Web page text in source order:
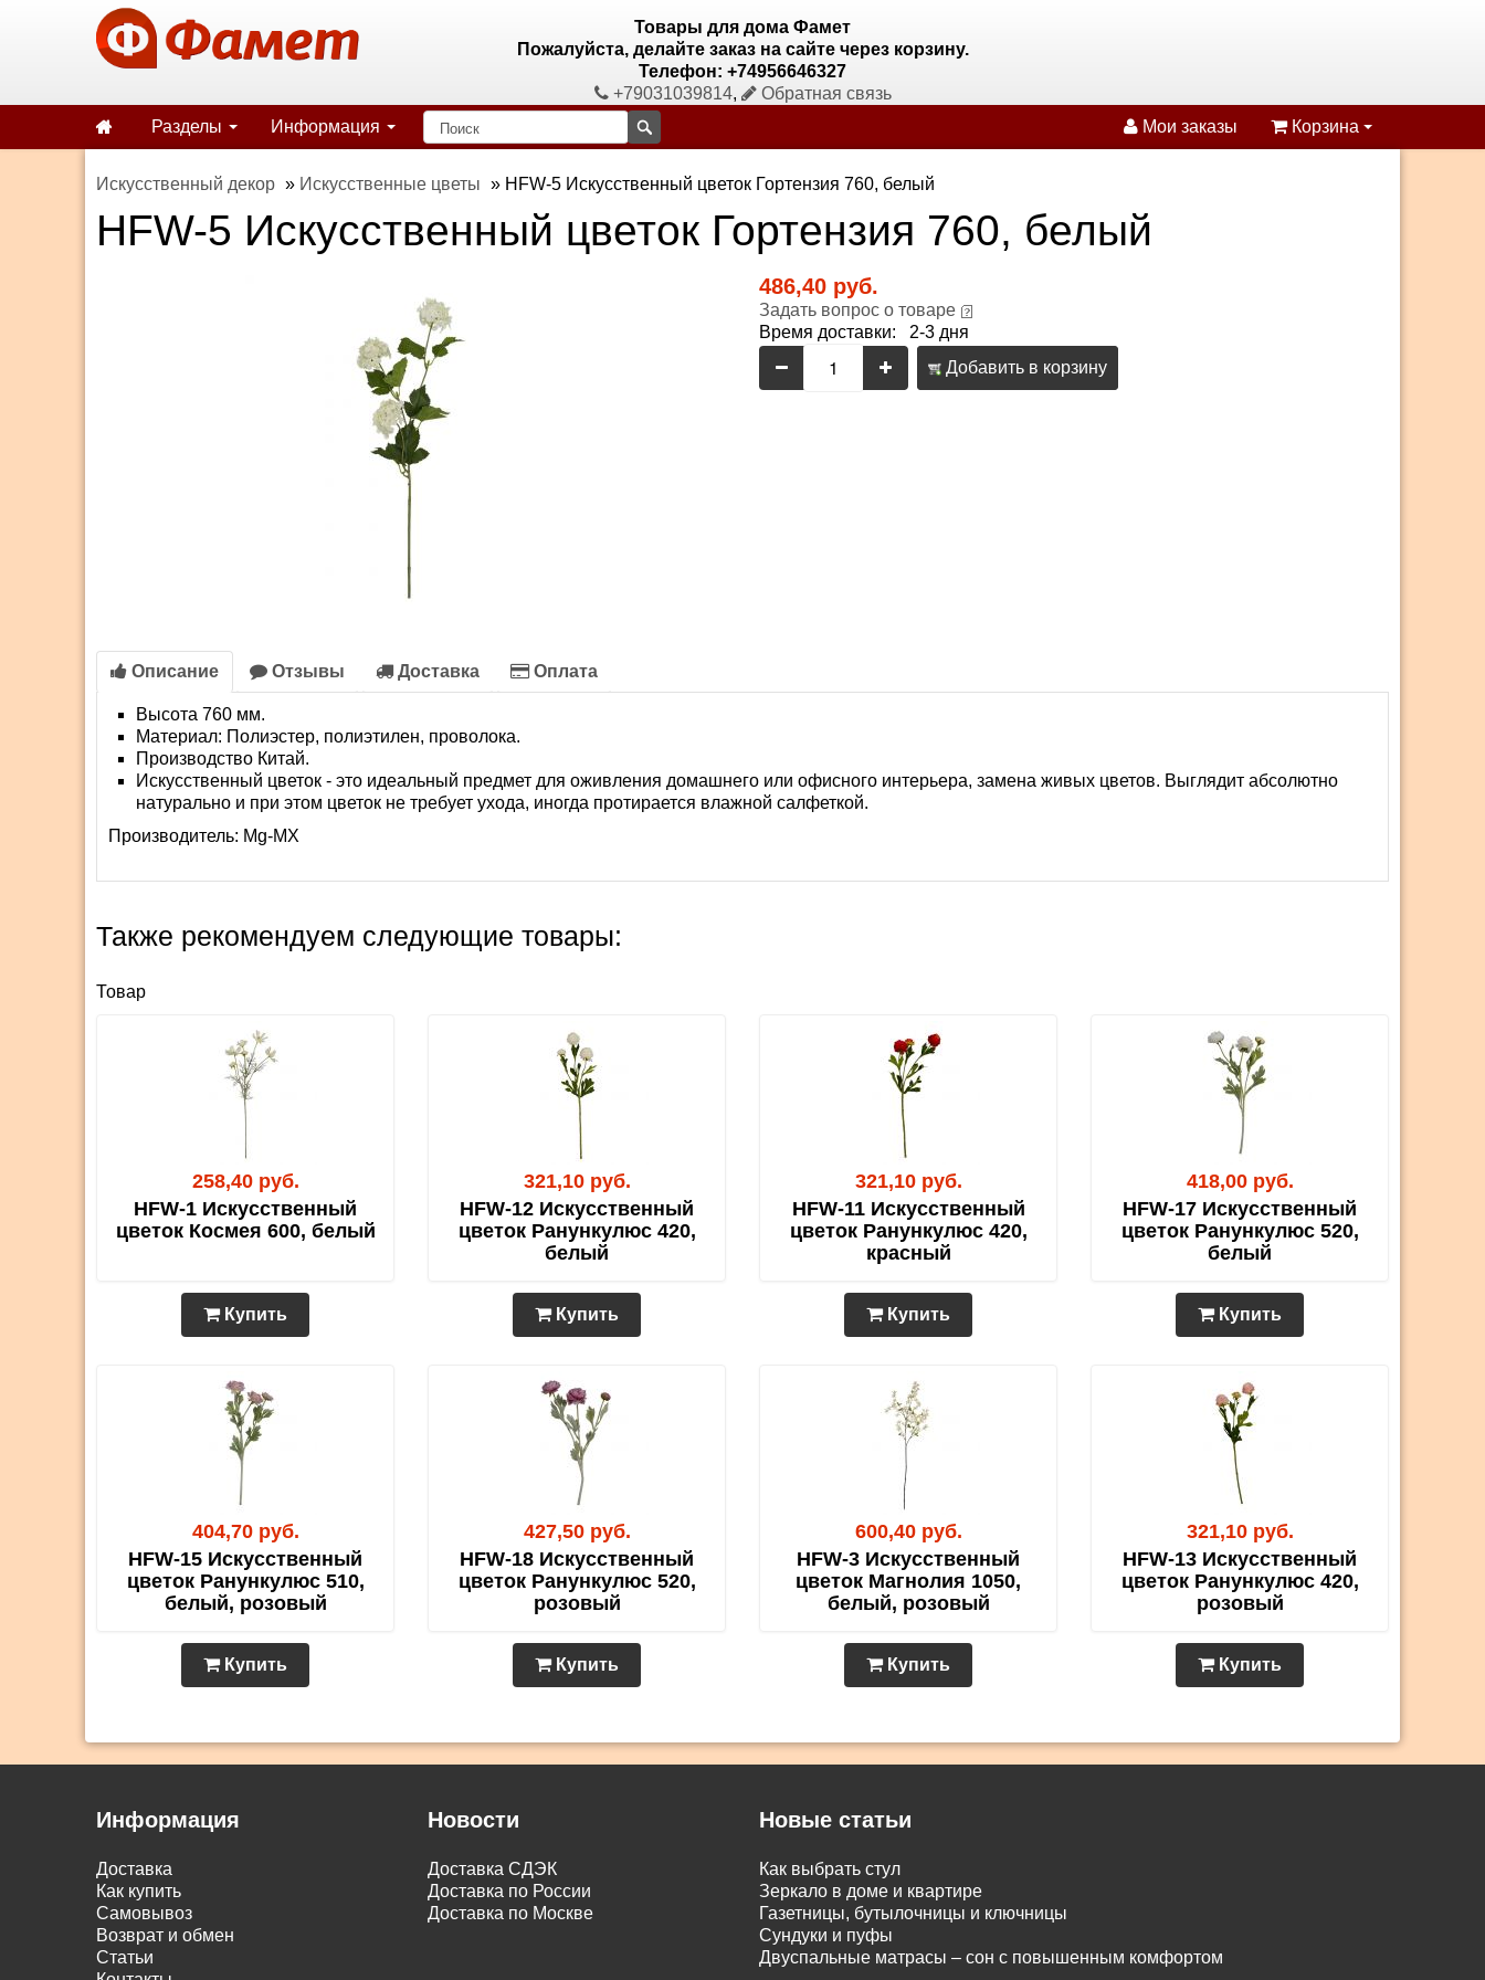
Товары для дома Фамет
Пожалуйста, делайте заказ на сайте через корзину.
Телефон: +74956646327
+79031039814,
Обратная связь
Разделы
Информация Мои заказы Корзина
Искусственный декор » Искусственные цветы » HFW-5 Искусственный цветок Гортензия 760, белый
HFW-5 Искусственный цветок Гортензия 760, белый
486,40 руб.
Задать вопрос о товаре
Время доставки: 2-3 дня
Добавить в корзину
Описание Отзывы Доставка Оплата
Высота 760 мм.
Материал: Полиэстер, полиэтилен, проволока.
Производство Китай.
Искусственный цветок - это идеальный предмет для оживления домашнего или офисного интерьера, замена живых цветов. Выглядит абсолютно
натурально и при этом цветок не требует ухода, иногда протирается влажной салфеткой.
Производитель: Mg-MX
Также рекомендуем следующие товары:
Товар
258,40 руб.
HFW-1 Искусственный
цветок Космея 600, белый
Купить
321,10 руб.
HFW-12 Искусственный
цветок Ранункулюс 420,
белый
Купить
321,10 руб.
HFW-11 Искусственный
цветок Ранункулюс 420,
красный
Купить
418,00 руб.
HFW-17 Искусственный
цветок Ранункулюс 520,
белый
Купить
404,70 руб.
HFW-15 Искусственный
цветок Ранункулюс 510,
белый, розовый
Купить
427,50 руб.
HFW-18 Искусственный
цветок Ранункулюс 520,
розовый
Купить
600,40 руб.
HFW-3 Искусственный
цветок Магнолия 1050,
белый, розовый
Купить
321,10 руб.
HFW-13 Искусственный
цветок Ранункулюс 420,
розовый
Купить
Информация
Доставка
Как купить
Самовывоз
Возврат и обмен
Статьи
Новости
Доставка СДЭК
Доставка по России
Доставка по Москве
Новые статьи
Как выбрать стул
Зеркало в доме и квартире
Газетницы, бутылочницы и ключницы
Сундуки и пуфы
Двуспальные матрасы – сон с повышенным комфортом